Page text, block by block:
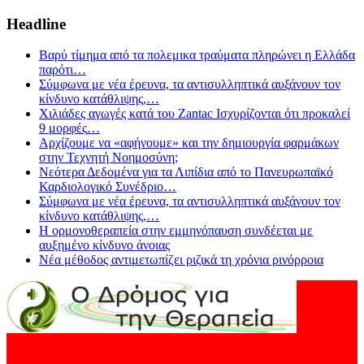
Headline
Βαρύ τίμημα από τα πολεμικα τραύματα πληρώνει η Ελλάδα
παρότι…
Σύμφωνα με νέα έρευνα, τα αντισυλληπτικά αυξάνουν τον
κίνδυνο κατάθλιψης,…
Χιλιάδες αγωγές κατά του Zantac Ισχυρίζονται ότι προκαλεί
9 μορφές…
Αρχίζουμε να «αφήνουμε» και την δημιουργία φαρμάκων
στην Τεχνητή Νοημοσύνη;
Νεότερα Δεδομένα για τα Λιπίδια από το Πανευρωπαϊκό
Καρδιολογικό Συνέδριο…
Σύμφωνα με νέα έρευνα, τα αντισυλληπτικά αυξάνουν τον
κίνδυνο κατάθλιψης,…
Η ορμονοθεραπεία στην εμμηνόπαυση συνδέεται με
αυξημένο κίνδυνο άνοιας
Νέα μέθοδος αντιμετωπίζει ριζικά τη χρόνια ρινόρροια